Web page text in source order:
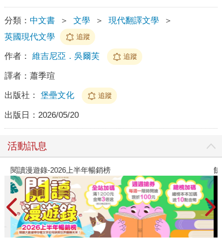
分類： 中文書 ＞ 文學 ＞ 現代翻譯文學
＞
英國現代文學
追蹤
作者： 維吉尼亞．吳爾芙 追蹤
譯者： 蕭季瑄
出版社： 堡壘文化 追蹤
出版日： 2026/05/20
活動訊息
閱讀漫遊錄-2026上半年暢銷榜